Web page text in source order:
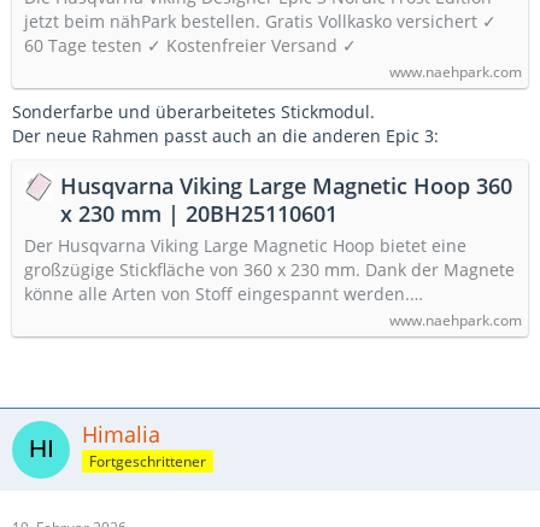
jetzt beim nähPark bestellen. Gratis Vollkasko versichert ✓
60 Tage testen ✓ Kostenfreier Versand ✓
www.naehpark.com
Sonderfarbe und überarbeitetes Stickmodul.
Der neue Rahmen passt auch an die anderen Epic 3:
Husqvarna Viking Large Magnetic Hoop 360
x 230 mm | 20BH25110601
Der Husqvarna Viking Large Magnetic Hoop bietet eine
großzügige Stickfläche von 360 x 230 mm. Dank der Magnete
könne alle Arten von Stoff eingespannt werden.…
www.naehpark.com
Himalia
Fortgeschrittener